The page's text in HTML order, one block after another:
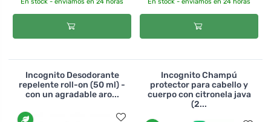
Incognito Desodorante
repelente roll-on (50 ml) -
con un agradable aro...
Incognito Champú
protector para cabello y
cuerpo con citronela java
(2...